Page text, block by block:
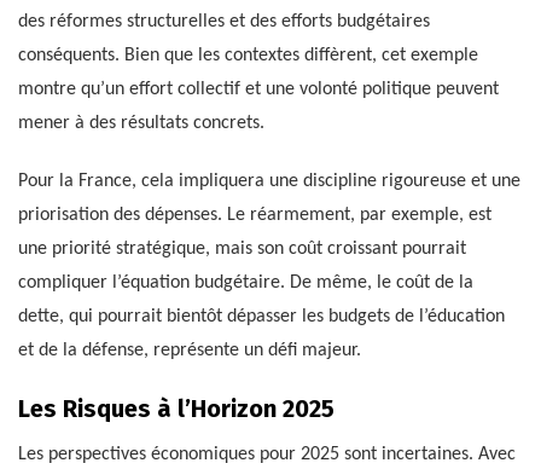
des réformes structurelles et des efforts budgétaires
conséquents. Bien que les contextes diffèrent, cet exemple
montre qu’un effort collectif et une volonté politique peuvent
mener à des résultats concrets.
Pour la France, cela impliquera une discipline rigoureuse et une
priorisation des dépenses. Le réarmement, par exemple, est
une priorité stratégique, mais son coût croissant pourrait
compliquer l’équation budgétaire. De même, le coût de la
dette, qui pourrait bientôt dépasser les budgets de l’éducation
et de la défense, représente un défi majeur.
Les Risques à l’Horizon 2025
Les perspectives économiques pour 2025 sont incertaines. Avec